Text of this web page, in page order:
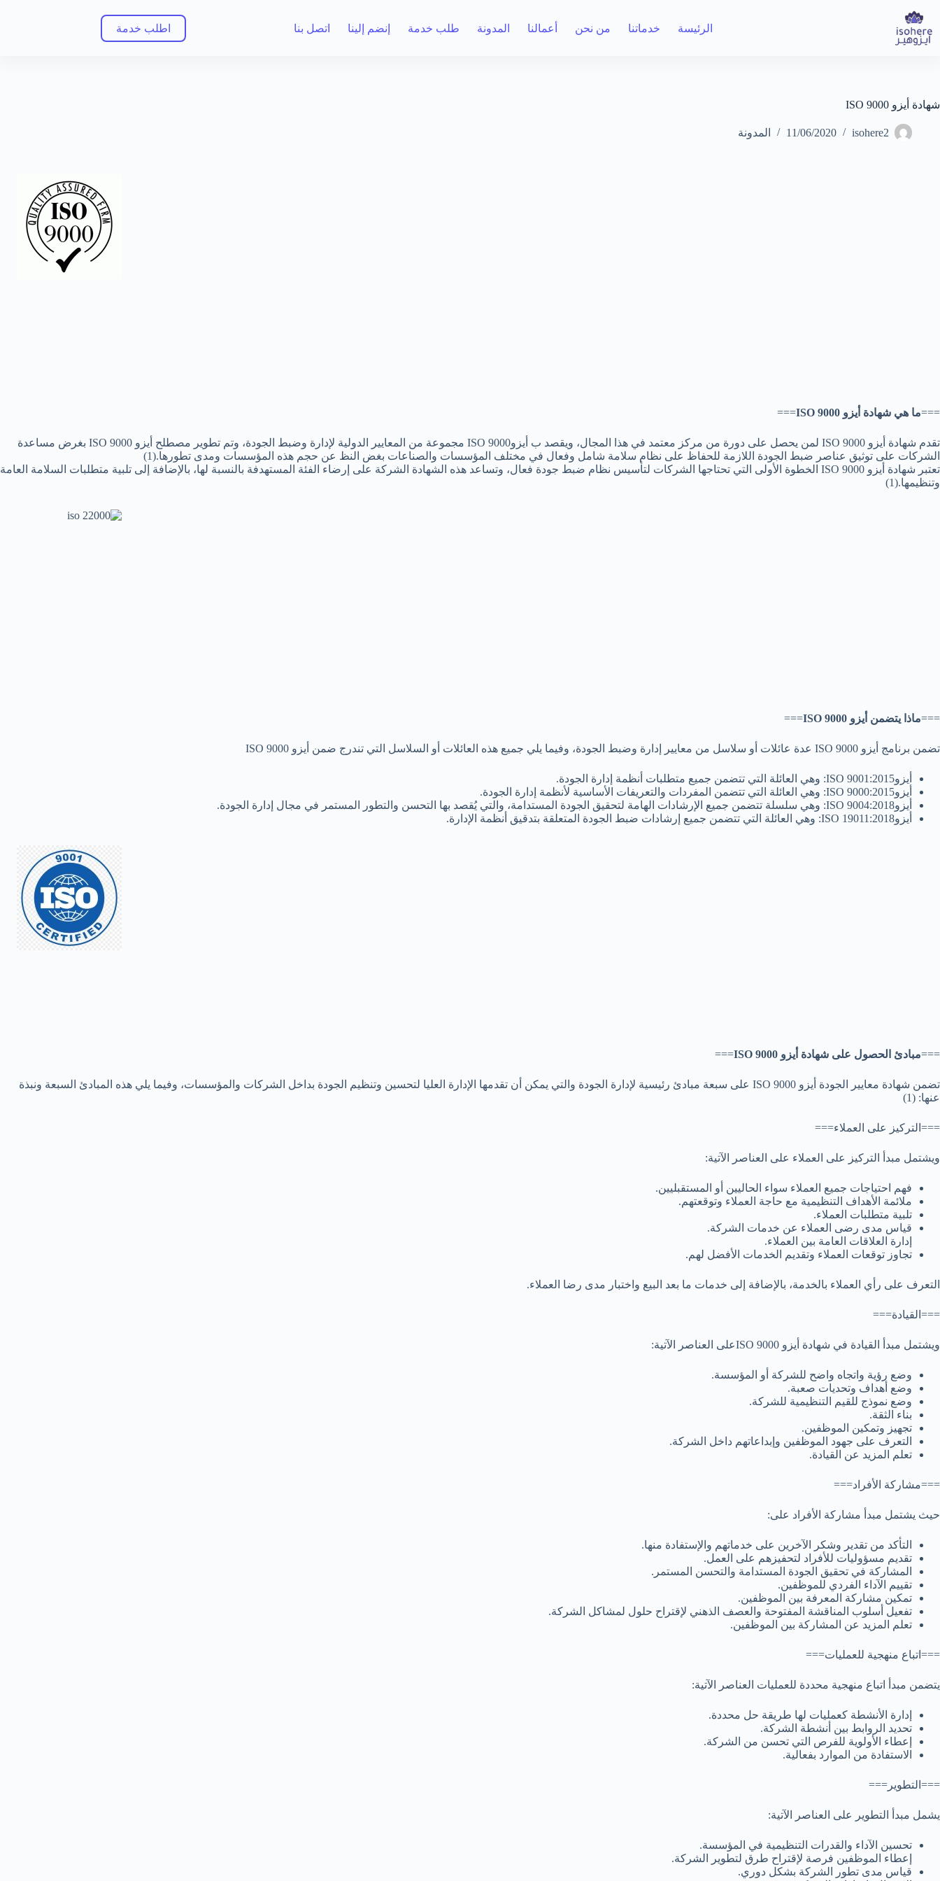
المحتوى
الرئيسة خدماتنا من نحن أعمالنا المدونة طلب خدمة إنضم إلينا اتصل بنا اطلب خدمة
شهادة أيزو ISO 9000
isohere2
11/06/2020 المدونة
===ما هي شهادة أيزو ISO 9000 ===
تقدم شهادة أيزو ISO 9000 لمن يحصل على دورة من مركز معتمد في هذا المجال، ويقصد ب أيزوISO 9000 مجموعة من المعايير الدولية لإدارة وضبط الجودة، وتم تطوير مصطلح أيزو ISO 9000 بغرض مساعدة
الشركات على توثيق عناصر ضبط الجودة اللازمة للحفاظ على نظام سلامة شامل وفعال في مختلف المؤسسات والصناعات بغض النظ عن حجم هذه المؤسسات ومدى تطورها.(1)
تعتبر شهادة أيزو ISO 9000 الخطوة الأولى التي تحتاجها الشركات لتأسيس نظام ضبط جودة فعال، وتساعد هذه الشهادة الشركة على إرضاء الفئة المستهدفة بالنسبة لها، بالإضافة إلى تلبية متطلبات السلامة العامة
وتنظيمها.(1)
==
=ماذا يتضمن أيزو ISO 9000 ===
تضمن برنامج أيزو ISO 9000 عدة عائلات أو سلاسل من معايير إدارة وضبط الجودة، وفيما يلي جميع هذه العائلات أو السلاسل التي تندرج ضمن أيزو 9000 ISO
أيزوISO 9001:2015: وهي العائلة التي تتضمن جميع متطلبات أنظمة إدارة الجودة.
أيزوISO 9000:2015: وهي العائلة التي تتضمن المفردات والتعريفات الأساسية لأنظمة إدارة الجودة.
أيزوISO 9004:2018: وهي سلسلة تتضمن جميع الإرشادات الهامة لتحقيق الجودة المستدامة، والتي يُقصد بها التحسن والتطور المستمر في مجال إدارة الجودة.
أيزوISO 19011:2018: وهي العائلة التي تتضمن جميع إرشادات ضبط الجودة المتعلقة بتدقيق أنظمة الإدارة.
===مبادئ الحصول على شهادة أيزو ISO 9000 ===
تضمن شهادة معايير الجودة أيزو ISO 9000 على سبعة مبادئ رئيسية لإدارة الجودة والتي يمكن أن تقدمها الإدارة العليا لتحسين وتنظيم الجودة بداخل الشركات والمؤسسات، وفيما يلي هذه المبادئ السبعة ونبذة
عنها: (1)
===التركيز على العملاء===
ويشتمل مبدأ التركيز على العملاء على العناصر الآتية:
فهم احتياجات جميع العملاء سواء الحاليين أو المستقبليين.
ملائمة الأهداف التنظيمية مع حاجة العملاء وتوقعتهم.
تلبية متطلبات العملاء.
قياس مدى رضى العملاء عن خدمات الشركة.
إدارة العلاقات العامة بين العملاء.
تجاوز توقعات العملاء وتقديم الخدمات الأفضل لهم.
التعرف على رأي العملاء بالخدمة، بالإضافة إلى خدمات ما بعد البيع واختبار مدى رضا العملاء.
===القيادة===
ويشتمل مبدأ القيادة في شهادة أيزو ISO 9000على العناصر الآتية:
وضع رؤية واتجاه واضح للشركة أو المؤسسة.
وضع أهداف وتحديات صعبة.
وضع نموذج للقيم التنظيمية للشركة.
بناء الثقة.
تجهيز وتمكين الموظفين.
التعرف على جهود الموظفين وإبداعاتهم داخل الشركة.
تعلم المزيد عن القيادة.
===مشاركة الأفراد===
حيث يشتمل مبدأ مشاركة الأفراد على:
التأكد من تقدير وشكر الآخرين على خدماتهم والإستفادة منها.
تقديم مسؤوليات للأفراد لتحفيزهم على العمل.
المشاركة في تحقيق الجودة المستدامة والتحسن المستمر.
تقييم الآداء الفردي للموظفين.
تمكين مشاركة المعرفة بين الموظفين.
تفعيل أسلوب المناقشة المفتوحة والعصف الذهني لإقتراح حلول لمشاكل الشركة.
تعلم المزيد عن المشاركة بين الموظفين.
===اتباع منهجية للعمليات===
يتضمن مبدأ اتباع منهجية محددة للعمليات العناصر الآتية:
إدارة الأنشطة كعمليات لها طريقة حل محددة.
تحديد الروابط بين أنشطة الشركة.
إعطاء الأولوية للفرص التي تحسن من الشركة.
الاستفادة من الموارد بفعالية.
===التطوير===
يشمل مبدأ التطوير على العناصر الآتية:
تحسين الآداء والقدرات التنظيمية في المؤسسة.
إعطاء الموظفين فرصة لإقتراح طرق لتطوير الشركة.
قياس مدى تطور الشركة بشكل دوري.